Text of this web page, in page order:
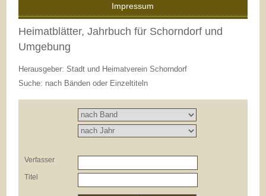
Impressum
Heimatblätter, Jahrbuch für Schorndorf und
Umgebung
Herausgeber: Stadt und Heimatverein Schorndorf
Suche: nach Bänden oder Einzeltiteln
Verfasser
Titel